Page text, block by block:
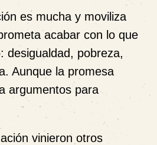
es mucha y moviliza
acabar con lo que
desigualdad, pobreza,
Aunque la promesa
argumentos para
vinieron otros